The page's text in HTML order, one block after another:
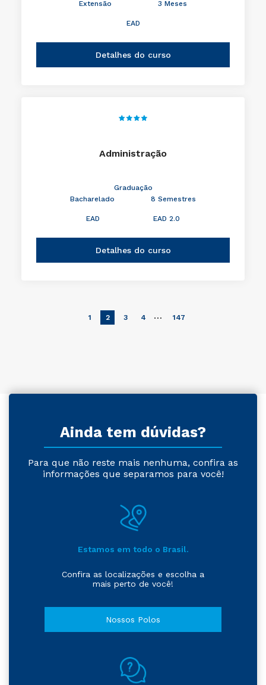
Extensão 3 Meses
EAD
Detalhes do curso
Administração
Graduação
Bacharelado
8 Semestres
EAD EAD 2.0
Detalhes do curso
1 2 3 4 … 147
Ainda tem dúvidas?
Para que não reste mais nenhuma, confira as
informações que separamos para você!
Estamos em todo o Brasil.
Confira as localizações e escolha a
mais perto de você!
Nossos Polos